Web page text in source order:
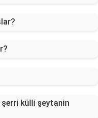
külli şeytanin